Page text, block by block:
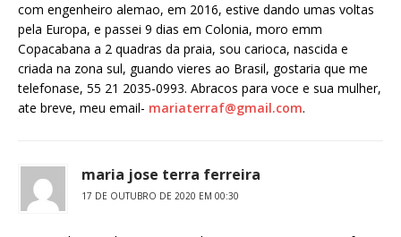
com engenheiro alemao, em 2016, estive dando umas voltas
pela Europa, e passei 9 dias em Colonia, moro emm
Copacabana a 2 quadras da praia, sou carioca, nascida e
criada na zona sul, guando vieres ao Brasil, gostaria que me
telefonase, 55 21 2035-0993. Abracos para voce e sua mulher,
ate breve, meu email- mariaterraf@gmail.com.
maria jose terra ferreira
17 DE OUTUBRO DE 2020 EM 00:30